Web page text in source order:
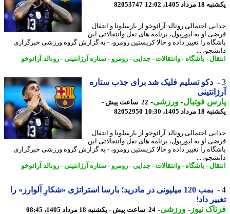
1405، 12:02
82053747
احتمالی رونالد آرائوخو از بارسلونا و انتقال
او به لیورپول، برنامه های نقل وانتقالاتی این
را تغییر داده و حالا کریستین رومرو، - به گزارش گروه ورزشی خبرگزاری
...
-باشگاه-وانتقالات-جدایی- رومرو-ستاره آرژانتینی-رونالد آرائوخو
دکو تسلیم فلیک شد برای جذب ستاره
فوتبال-ورزشی-
22 ساعت پیش -
1405، 10:30
82052950
احتمالی رونالد آرائوخو از بارسلونا و انتقال
او به لیورپول، برنامه های نقل وانتقالاتی این
را تغییر داده و حالا کریستین رومرو، - به گزارش گروه ورزشی خبرگزاری
...
-باشگاه-وانتقالات-جدایی- رومرو-ستاره آرژانتینی-رونالد آرائوخو
بمب 120 میلیونی در مادرید؛ بارسا استراتژی «شکارِ آلوارز» را
داد!
نیوز-ورزشی-24 ساعت پیش - یکشنبه 18 مرداد 1405، 08:45